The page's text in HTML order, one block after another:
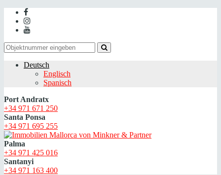
Deutsch
Englisch
Spanisch
Port Andratx
+34 971 671 250
Santa Ponsa
+34 971 695 255
Palma
+34 971 425 016
Santanyi
+34 971 163 400